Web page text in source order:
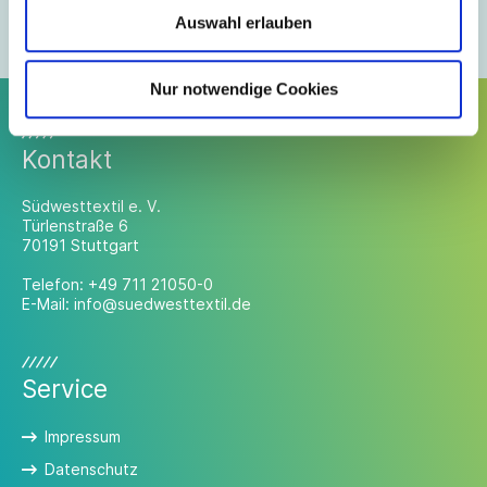
Auswahl erlauben
Nur notwendige Cookies
Kontakt
Südwesttextil e. V.
Türlenstraße 6
70191 Stuttgart
Telefon: +49 711 21050-0
E-Mail: info@suedwesttextil.de
Service
Impressum
Datenschutz